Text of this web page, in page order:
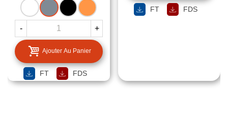
BLANC GRIS NOIR TUILE
- +
Ajouter Au Panier
FT FDS
FT FDS